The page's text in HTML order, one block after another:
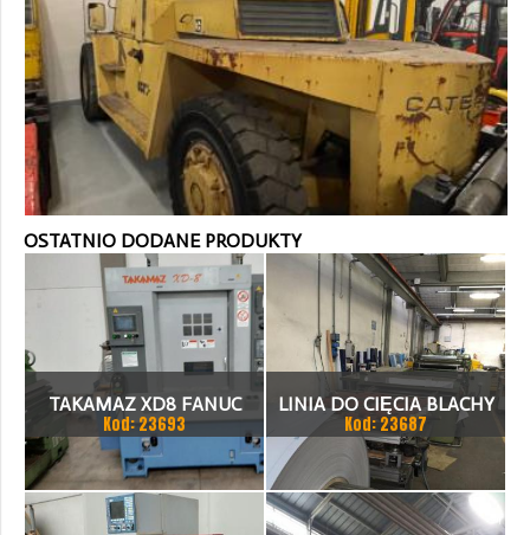
OSTATNIO DODANE PRODUKTY
TAKAMAZ XD8 FANUC
21ITA TOKARKA CNC
Kod: 23693
LINIA DO CIĘCIA BLACHY
1.500 X 1,5 (2,5) MM
Kod: 23687